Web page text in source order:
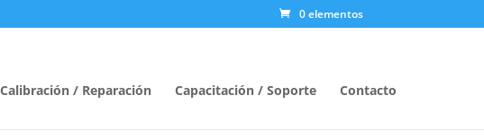
0 elementos
Calibración / Reparación Capacitación / Soporte
Contacto